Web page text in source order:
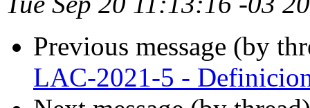
Previous message (by
LAC-2021-5 -